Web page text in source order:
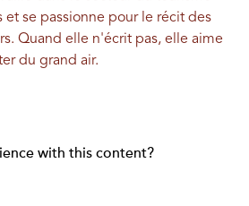
et se passionne pour le récit des
Quand elle n'écrit pas, elle aime
du grand air.